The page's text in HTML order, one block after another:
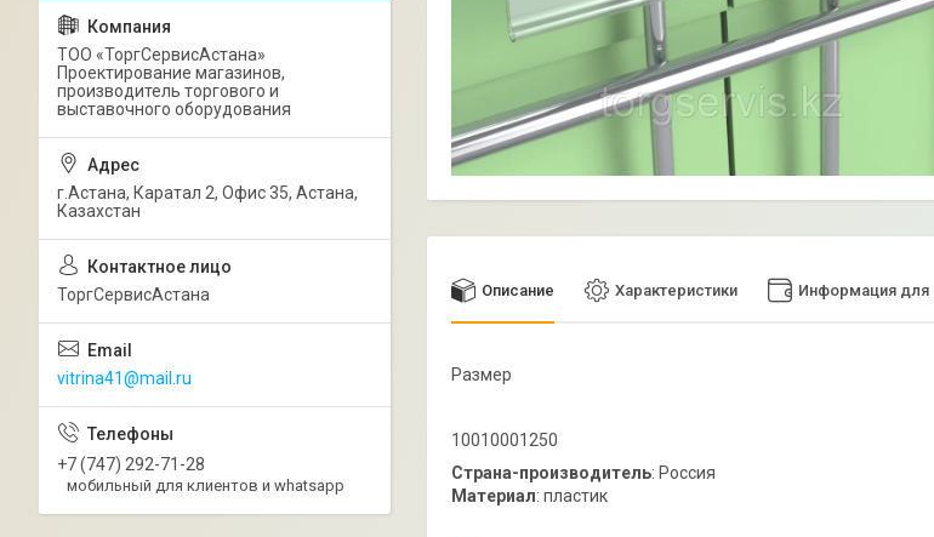
Описание Характеристики Информация для
Размер
10010001250
Страна-производитель: Россия
Материал: пластик
ТОО «ТоргСервисАстана»
Проектирование магазинов,
производитель торгового и
выставочного оборудования
г.Астана, Каратал 2, Офис 35, Астана,
Казахстан
ТоргСервисАстана
vitrina41@mail.ru
+7 (747) 292-71-28
мобильный для клиентов и whatsapp